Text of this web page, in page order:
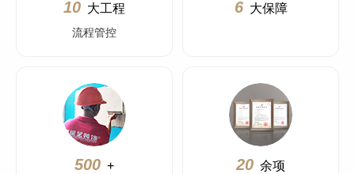
10 大工程
流程管控
6 大保障
500 + 20 余项